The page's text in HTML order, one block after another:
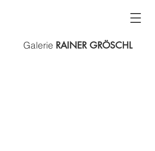
Galerie RAINER GRÖSCHL